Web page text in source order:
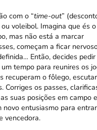
com o “time-out”
voleibol. Imagina que és
mas não está a marcar
começam a ficar
Então, decides
um tempo para reunires os
recuperam o fôlego,
Corriges os passes,
suas posições em campo
novo entusiasmo para
vencedora.